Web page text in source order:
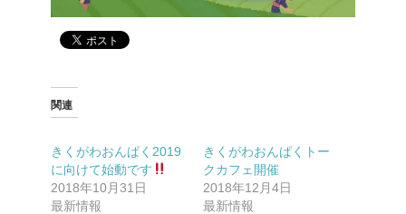
関連
きくがわおんぱく2019
に向けて始動です
2018年10月31日
最新情報
きくがわおんぱくトー
クカフェ開催
2018年12月4日
最新情報